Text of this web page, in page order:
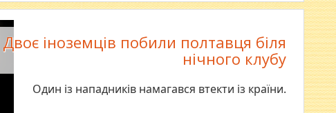
Двоє іноземців побили полтавця біля
нічного клубу
Один із нападників намагався втекти із країни.